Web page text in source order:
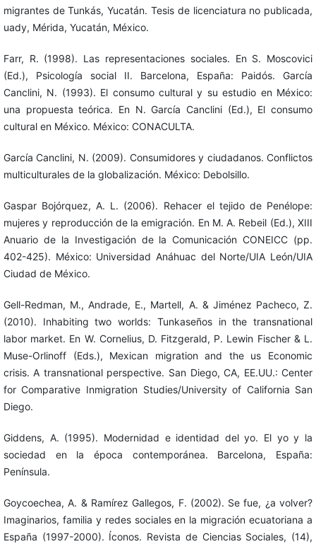
migrantes de Tunkás, Yucatán. Tesis de licenciatura no publicada,
uady, Mérida, Yucatán, México.
Farr, R. (1998). Las representaciones sociales. En S. Moscovici
(Ed.), Psicología social II. Barcelona, España: Paidós. García
Canclini, N. (1993). El consumo cultural y su estudio en México:
una propuesta teórica. En N. García Canclini (Ed.), El consumo
cultural en México. México: CONACULTA.
García Canclini, N. (2009). Consumidores y ciudadanos. Conflictos
multiculturales de la globalización. México: Debolsillo.
Gaspar Bojórquez, A. L. (2006). Rehacer el tejido de Penélope:
mujeres y reproducción de la emigración. En M. A. Rebeil (Ed.), XIII
Anuario de la Investigación de la Comunicación CONEICC (pp.
402-425). México: Universidad Anáhuac del Norte/UIA León/UIA
Ciudad de México.
Gell-Redman, M., Andrade, E., Martell, A. & Jiménez Pacheco, Z.
(2010). Inhabiting two worlds: Tunkaseños in the transnational
labor market. En W. Cornelius, D. Fitzgerald, P. Lewin Fischer & L.
Muse-Orlinoff (Eds.), Mexican migration and the us Economic
crisis. A transnational perspective. San Diego, CA, EE.UU.: Center
for Comparative Inmigration Studies/University of California San
Diego.
Giddens, A. (1995). Modernidad e identidad del yo. El yo y la
sociedad en la época contemporánea. Barcelona, España:
Península.
Goycoechea, A. & Ramírez Gallegos, F. (2002). Se fue, ¿a volver?
Imaginarios, familia y redes sociales en la migración ecuatoriana a
España (1997-2000). Íconos. Revista de Ciencias Sociales, (14),